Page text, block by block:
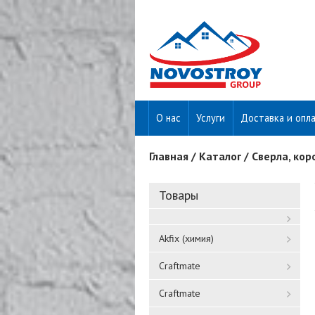
О нас Услуги Доставка и
Вы здесь
Главная / Каталог / Сверла,
Товары
Akfix (химия)
Craftmate
Craftmate